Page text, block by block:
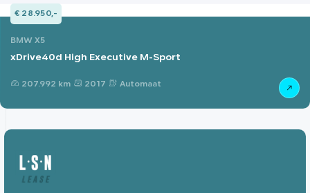
€ 28.950,-
BMW X5
xDrive40d High Executive M-Sport
207.992 km 2017 Automaat